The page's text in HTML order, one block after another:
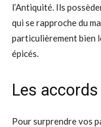
l’Antiquité. Ils
qui se rapproche du
particulièrement bien
épicés.
Les
Pour surprendre vos